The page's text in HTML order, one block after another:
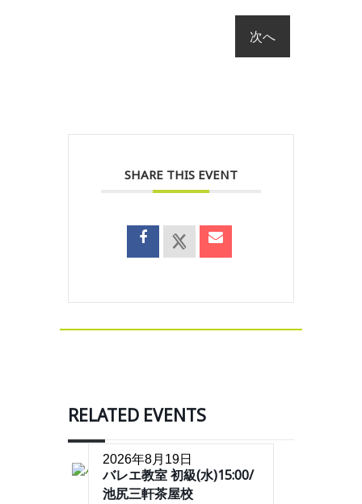
SHARE THIS EVENT
RELATED EVENTS
2026年8月19日
バレエ教室 初級(水)15:00/
池尻三軒茶屋校